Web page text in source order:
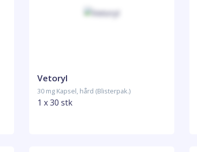
Vetoryl
30 mg Kapsel, hård (Blisterpak.)
1 x 30 stk